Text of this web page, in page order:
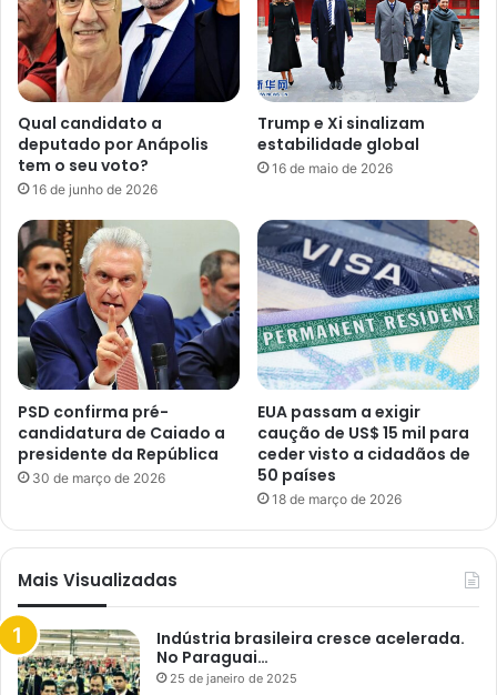
Qual candidato a
deputado por Anápolis
tem o seu voto?
16 de junho de 2026
Trump e Xi sinalizam
estabilidade global
16 de maio de 2026
PSD confirma pré-
candidatura de Caiado a
presidente da República
30 de março de 2026
EUA passam a exigir
caução de US$ 15 mil para
ceder visto a cidadãos de
50 países
18 de março de 2026
Mais Visualizadas
Indústria brasileira cresce acelerada.
No Paraguai…
25 de janeiro de 2025